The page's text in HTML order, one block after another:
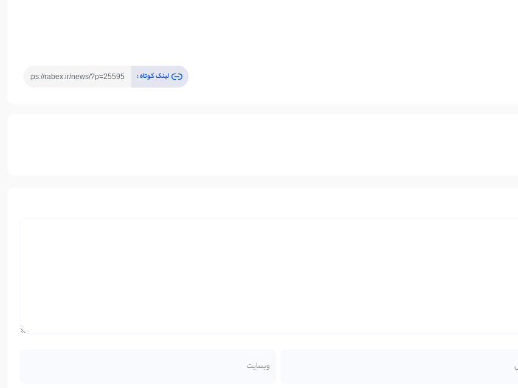
لینک کوتاه :